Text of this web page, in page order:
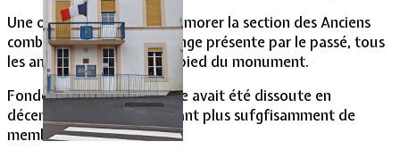
Une occasion pour se remémorer la section des Anciens
combattants de Lommerange présente par le passé, tous
les ans à pareille date, au pied du monument.
Fondée en février 1930, elle avait été dissoute en
décembre 2014, ne comptant plus sufgfisamment de
membres.